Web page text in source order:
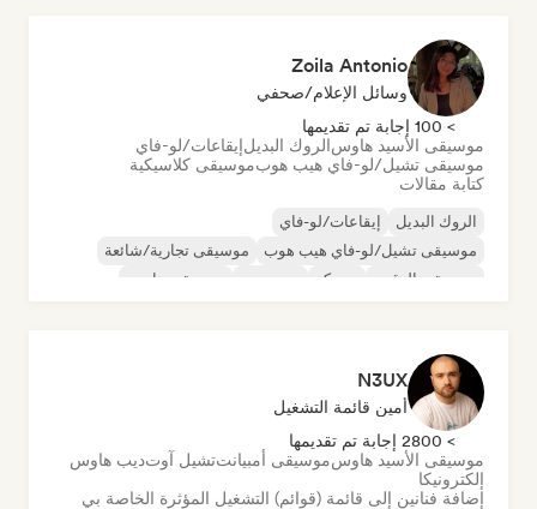
Zoila Antonio
وسائل الإعلام/صحفي
> 100 إجابة تم تقديمها
موسيقى الأسيد هاوسالروك البديلإيقاعات/لو-فاي
موسيقى تشيل/لو-فاي هيب هوبموسيقى كلاسيكية
كتابة مقالات
الروك البديل
إيقاعات/لو-فاي
موسيقى تشيل/لو-فاي هيب هوب
موسيقى تجارية/شائعة
موسيقى الرقص
ديسكو موسيقى هاوس
N3UX
أمين قائمة التشغيل
> 2800 إجابة تم تقديمها
موسيقى الأسيد هاوسموسيقى أمبيانتتشيل آوتديب هاوس
إلكترونيكا
إضافة فنانين إلى قائمة (قوائم) التشغيل المؤثرة الخاصة بي